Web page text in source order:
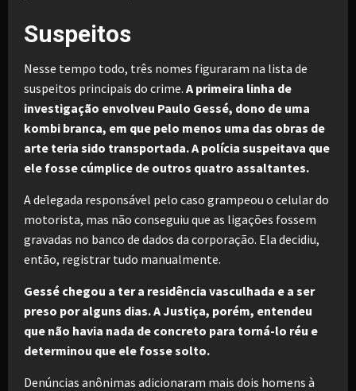
Suspeitos
Nesse tempo todo, três nomes figuraram na lista de
suspeitos principais do crime. A primeira linha de
investigação envolveu Paulo Gessé, dono de uma
kombi branca, em que pelo menos uma das obras de
arte teria sido transportada. A polícia suspeitava que
ele fosse cúmplice de outros quatro assaltantes.
A delegada responsável pelo caso grampeou o celular do
motorista, mas não conseguiu que as ligações fossem
gravadas no banco de dados da corporação. Ela decidiu,
então, registrar tudo manualmente.
Gessé chegou a ter a residência vasculhada e a ser
preso por alguns dias. A Justiça, porém, entendeu
que não havia nada de concreto para torná-lo réu e
determinou que ele fosse solto.
Denúncias anônimas adicionaram mais dois homens à